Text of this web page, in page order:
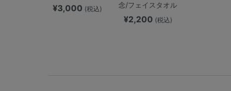
¥3,000 (税込)
念/フェイスタオル
¥2,200 (税込)